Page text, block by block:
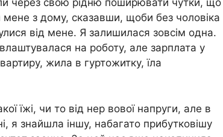
через свою рідню поширювати чутки, що
мене з дому, сказавши, щоби без чоловіка
від мене. Я залишилася зовсім одна.
на роботу, але зарплата у
жила в гуртожитку, їла
їжі, чи то від нер вової напруги, але в
я знайшла іншу, набагато прибутковішу